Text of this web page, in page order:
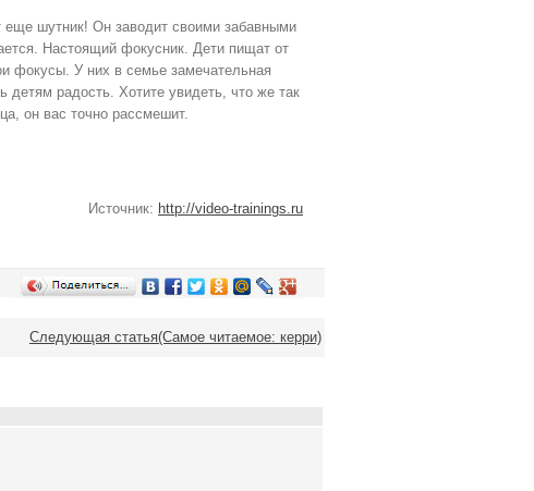
шутник! Он заводит своими забавными
Настоящий фокусник. Дети пищат от
фокусы. У них в семье замечательная
радость. Хотите увидеть, что же так
он вас точно рассмешит.
Источник: http://video-trainings.ru
Следующая статья(Самое читаемое: керри)